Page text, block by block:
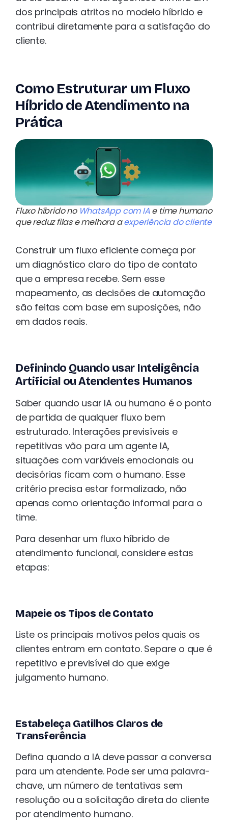
dos principais atritos no modelo híbrido e
contribui diretamente para a satisfação do
cliente.
Como Estruturar um Fluxo
Híbrido de Atendimento na
Prática
Fluxo híbrido no WhatsApp com IAe time humano
que reduz filas e melhora aexperiência do cliente
Construir um fluxo eficiente começa por
um diagnóstico claro do tipo de contato
que a empresa recebe. Sem esse
mapeamento, as decisões de automação
são feitas com base em suposições, não
em dados reais.
Definindo Quando usar Inteligência
Artificial ou Atendentes Humanos
Saber quando usar IA ou humano é o ponto
de partida de qualquer fluxo bem
estruturado. Interações previsíveis e
repetitivas vão para um agente IA,
situações com variáveis emocionais ou
decisórias ficam com o humano. Esse
critério precisa estar formalizado, não
apenas como orientação informal para o
time.
Para desenhar um fluxo híbrido de
atendimento funcional, considere estas
etapas:
Mapeie os Tipos de Contato
Liste os principais motivos pelos quais os
clientes entram em contato. Separe o que é
repetitivo e previsível do que exige
julgamento humano.
Estabeleça Gatilhos Claros de
Transferência
Defina quando a IA deve passar a conversa
para um atendente. Pode ser uma palavra-
chave, um número de tentativas sem
resolução ou a solicitação direta do cliente
por atendimento humano.